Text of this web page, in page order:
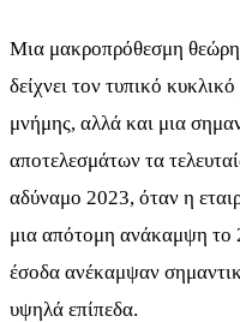
Μια μακροπρόθεσμη
δείχνει τον τυπικό
μνήμης, αλλά και μια
αποτελεσμάτων τα
αδύναμο 2023, όταν η
μια απότομη ανάκαμψη το
έσοδα ανέκαμψαν
υψηλά επίπεδα.